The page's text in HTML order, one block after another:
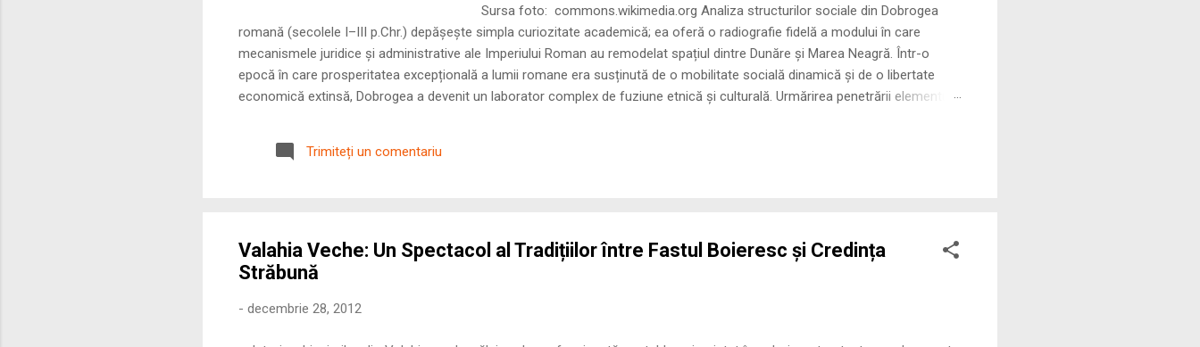
Sursa foto: commons.wikimedia.org Analiza structurilor sociale din Dobrogea
romană (secolele I–III p.Chr.) depășește simpla curiozitate academică; ea oferă o radiografie fidelă a modului în care
mecanismele juridice și administrative ale Imperiului Roman au remodelat spațiul dintre Dunăre și Marea Neagră. Într-o
epocă în care prosperitatea excepțională a lumii romane era susținută de o mobilitate socială dinamică și de o libertate
economică extinsă, Dobrogea a devenit un laborator complex de fuziune etnică și culturală. Urmărirea penetrării elementului
precizie profunzimea și ritmul procesului de rom...
Trimiteți un comentariu
Valahia Veche: Un Spectacol al Tradițiilor între Fastul Boieresc și Credința
Străbună
- decembrie 28, 2012